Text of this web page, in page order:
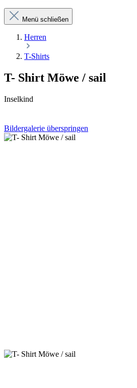
Menü schließen
Herren
T-Shirts
T- Shirt Möwe / sail
Inselkind
Bildergalerie überspringen